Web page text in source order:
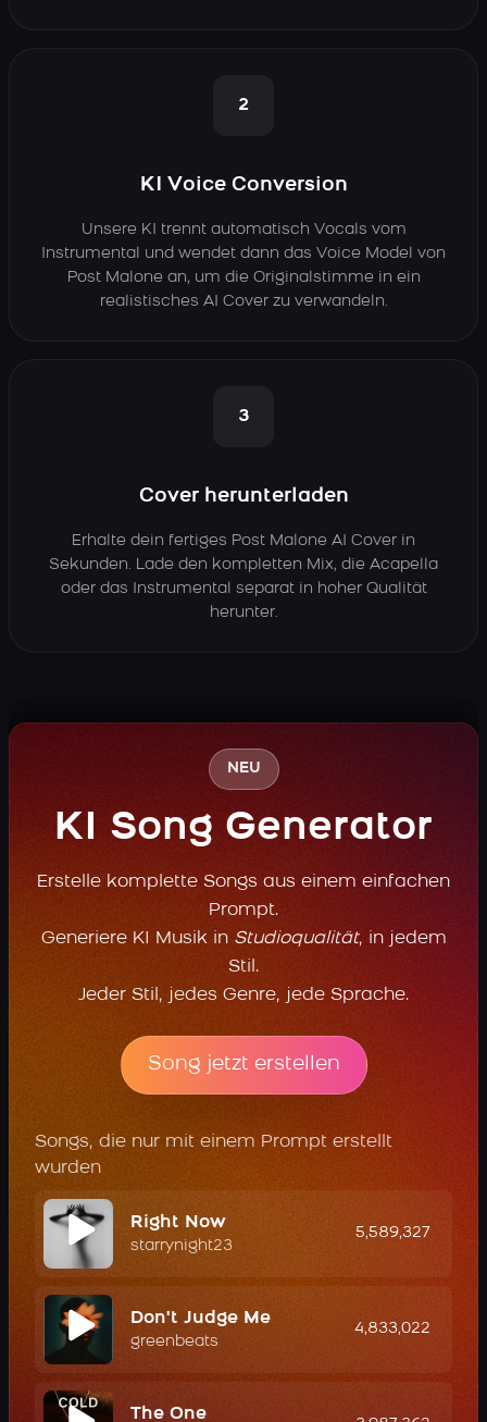
2
KI Voice Conversion
Unsere KI trennt automatisch Vocals vom
Instrumental und wendet dann das Voice Model von
Post Malone an, um die Originalstimme in ein
realistisches AI Cover zu verwandeln.
3
Cover herunterladen
Erhalte dein fertiges Post Malone AI Cover in
Sekunden. Lade den kompletten Mix, die Acapella
oder das Instrumental separat in hoher Qualität
herunter.
NEU
KI Song Generator
Erstelle komplette Songs aus einem einfachen
Prompt.
Generiere KI Musik in Studioqualität, in jedem
Stil.
Jeder Stil, jedes Genre, jede Sprache.
Song jetzt erstellen
Songs, die nur mit einem Prompt erstellt
wurden
Right Now
starrynight23
5,589,327
Don't Judge Me
greenbeats
4,833,022
The One